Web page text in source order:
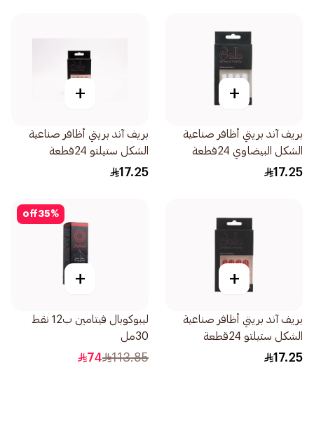
+
بريف آند بريتي أظافر صناعية
الشكل البيضاوي 24قطعة
17.25
+
بريف آند بريتي أظافر صناعية
الشكل ستيلتو 24قطعة
17.25
+
بريف آند بريتي أظافر صناعية
الشكل ستيلتو 24قطعة
17.25
35%
off
+
ليبوكوبال فيتامين ب12 نقط
30مل
113.85
74